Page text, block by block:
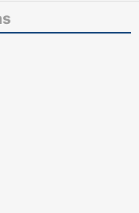
próxima terça-feira